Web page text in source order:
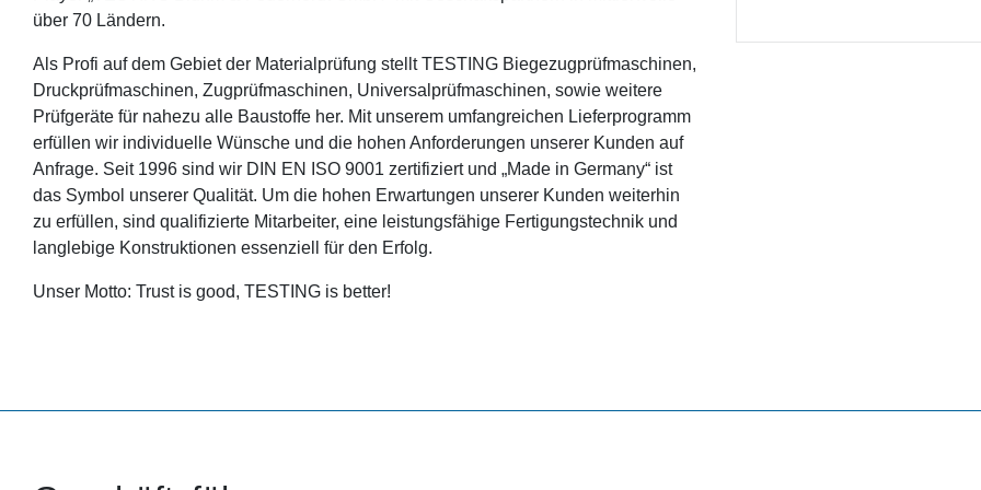
über 70 Ländern.
Als Profi auf dem Gebiet der Materialprüfung stellt TESTING Biegezugprüfmaschinen,
Druckprüfmaschinen, Zugprüfmaschinen, Universalprüfmaschinen, sowie weitere
Prüfgeräte für nahezu alle Baustoffe her. Mit unserem umfangreichen Lieferprogramm
erfüllen wir individuelle Wünsche und die hohen Anforderungen unserer Kunden auf
Anfrage. Seit 1996 sind wir DIN EN ISO 9001 zertifiziert und „Made in Germany“ ist
das Symbol unserer Qualität. Um die hohen Erwartungen unserer Kunden weiterhin
zu erfüllen, sind qualifizierte Mitarbeiter, eine leistungsfähige Fertigungstechnik und
langlebige Konstruktionen essenziell für den Erfolg.
Unser Motto: Trust is good, TESTING is better!